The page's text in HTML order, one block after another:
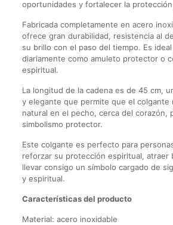
oportunidades y fortalecer la
Fabricada completamente en acero
ofrece gran durabilidad, resistencia al
su brillo con el paso del tiempo. Es
diariamente como amuleto protector o
espiritual.
La longitud de la cadena es de 45 cm,
y elegante que permite que el colgante
natural en el pecho, cerca del corazón,
simbolismo protector.
Este colgante es perfecto para
reforzar su protección espiritual, atraer
llevar consigo un símbolo cargado de
y espiritual.
Características del producto
Material: acero inoxidable